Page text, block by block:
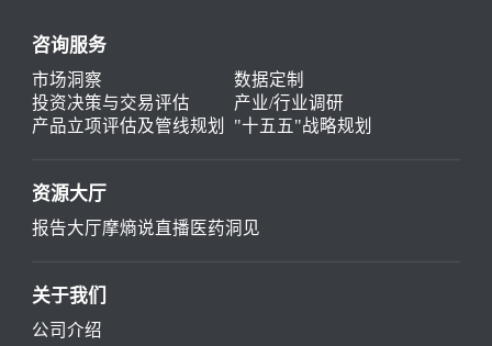
咨询服务
市场洞察
数据定制
投资决策与交易评估
产业/行业调研
产品立项评估及管线规划
"十五五"战略规划
资源大厅
报告大厅摩熵说直播 医药洞见
关于我们
公司介绍